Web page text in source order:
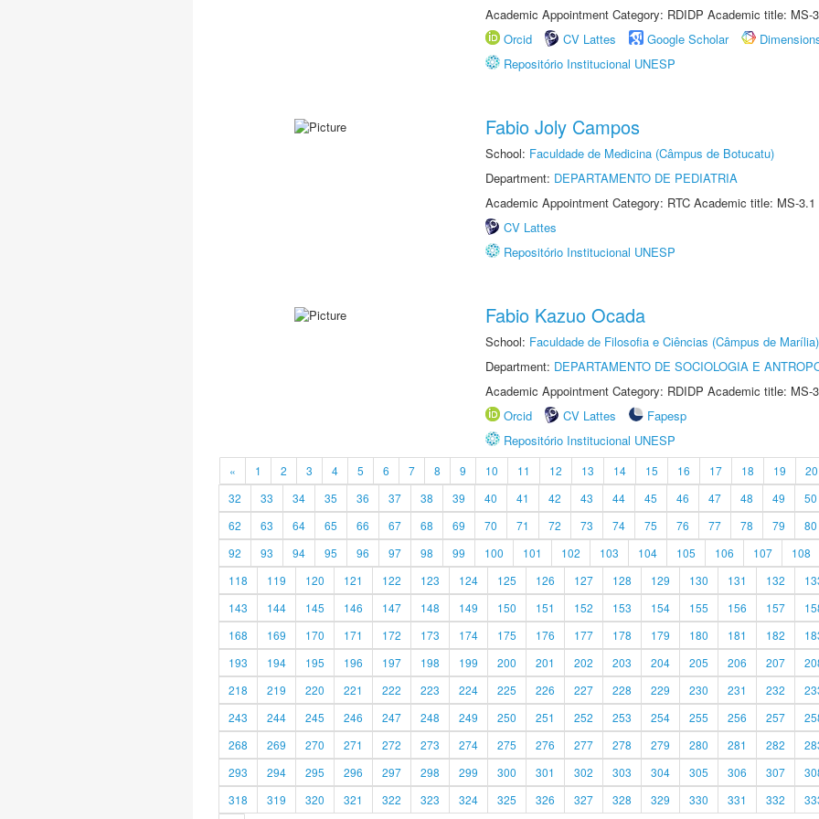
Academic Appointment Category: RDIDP Academic title: MS-
Orcid
CV Lattes Google Scholar
Repositório Institucional UNESP
Fabio Joly Campos
School: Faculdade de Medicina (Câmpus de Botucatu)
Department: DEPARTAMENTO DE PEDIATRIA
Academic Appointment Category: RTC Academic title: MS-3.1
CV Lattes
Repositório Institucional UNESP
Fabio Kazuo Ocada
School: Faculdade de Filosofia e Ciências (Câmpus de Marília)
Department: DEPARTAMENTO DE SOCIOLOGIA E
Academic Appointment Category: RDIDP Academic title: MS-
Orcid
CV Lattes
Fapesp
Repositório Institucional UNESP
« 1 2 3 4 5 6 7 8 9 10 11 12 13 14 15 16 17 18 19 20
32
33 34 35 36 37 38 39 40 41 42 43 44 45 46 47 48 49 50
62
63 64 65 66 67 68 69 70 71 72 73 74 75 76 77 78 79 80
92
93 94 95 96 97 98 99 100 101 102 103 104 105 106 107 108
118
119 120 121 122 123 124 125 126 127 128 129 130 131 132
143
144 145 146 147 148 149 150 151 152 153 154 155 156 157
168
169 170 171 172 173 174 175 176 177 178 179 180 181 182
193
194 195 196 197 198 199 200 201 202 203 204 205 206 207
218
219 220 221 222 223 224 225 226 227 228 229 230 231 232
243
244 245 246 247 248 249 250 251 252 253 254 255 256 257
268
269 270 271 272 273 274 275 276 277 278 279 280 281 282
293
294 295 296 297 298 299 300 301 302 303 304 305 306 307
318
319 320 321 322 323 324 325 326 327 328 329 330 331 332